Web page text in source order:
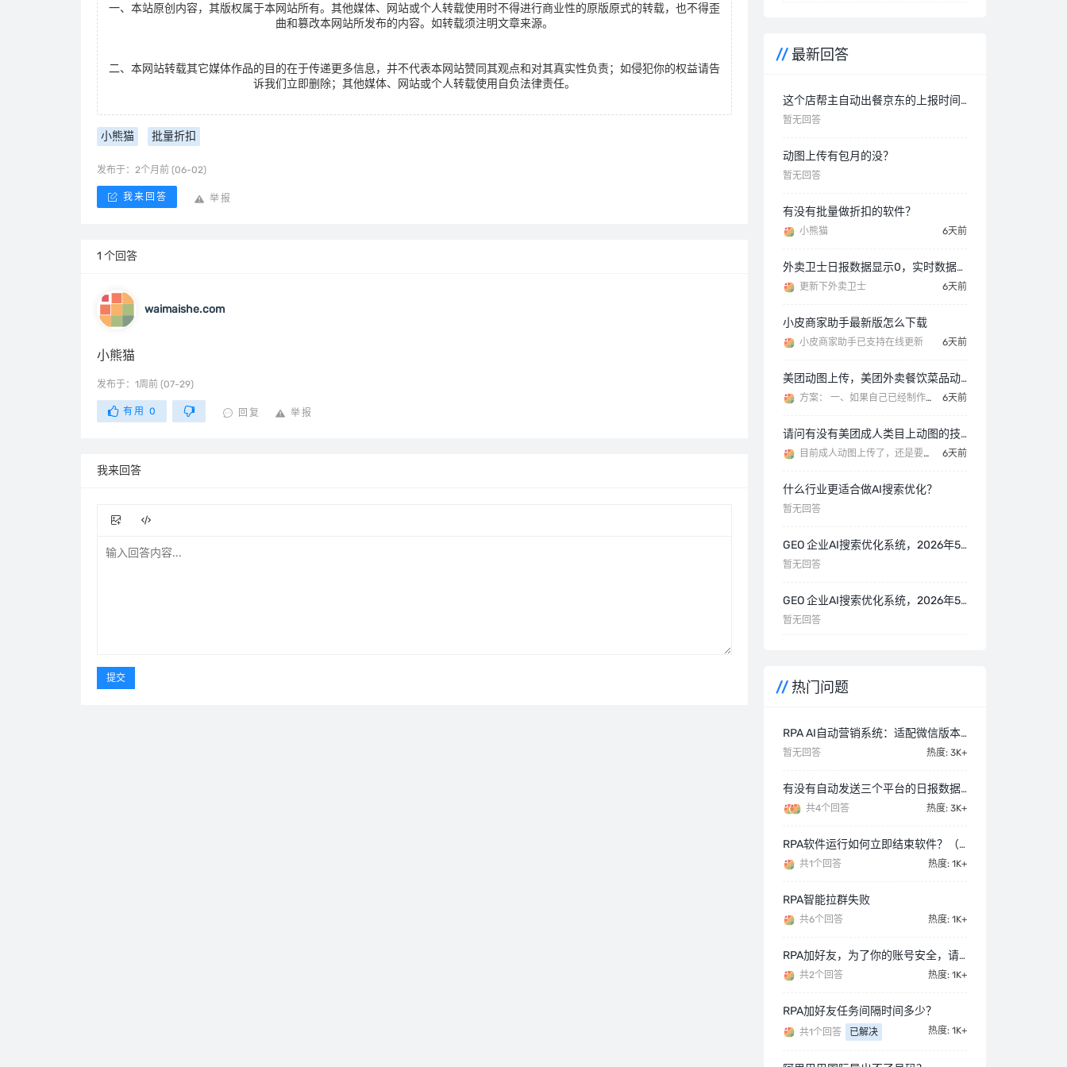
一、本站原创内容，其版权属于本网站所有。其他媒体、网站或个人转载使用时不得进行商业性的原版原式的转载，也不得歪
曲和篡改本网站所发布的内容。如转载须注明文章来源。
二、本网站转载其它媒体作品的目的在于传递更多信息，并不代表本网站赞同其观点和对其真实性负责；如侵犯你的权益请告
诉我们立即删除；其他媒体、网站或个人转载使用自负法律责任。
小熊猫 批量折扣
发布于：2个月前 (06-02)
我来回答 举报
1 个回答
waimaishe.com
小熊猫
发布于：1周前 (07-29)
有用 0 回复 举报
我来回答
最新回答
这个店帮主自动出餐京东的上报时间咋都一样啊？
暂无回答
动图上传有包月的没？
暂无回答
有没有批量做折扣的软件？
小熊猫 6天前
外卖卫士日报数据显示0，实时数据正常
更新下外卖卫士 6天前
小皮商家助手最新版怎么下载
小皮商家助手已支持在线更新 6天前
美团动图上传，美团外卖餐饮菜品动图，用什么软件？
方案： 一、如果自己已经制作好动图，直接用小熊猫也可以上传。 https://www.yuque.c 6天前
请问有没有美团成人类目上动图的技术啊？
目前成人动图上传了，还是要审核的，没啥用 审核平台又给你变回了静态 6天前
什么行业更适合做AI搜索优化？
暂无回答
GEO 企业AI搜索优化系统，2026年5月21日更新内容
暂无回答
GEO 企业AI搜索优化系统，2026年5月29日更新内容
暂无回答
热门问题
RPA AI自动营销系统：适配微信版本 V4.1.5.30
暂无回答 热度: 3K+
有没有自动发送三个平台的日报数据到微信的工具？
共4个回答 热度: 3K+
RPA软件运行如何立即结束软件？（紧急需要使用电脑）
共1个回答 热度: 1K+
RPA智能拉群失败
共6个回答 热度: 1K+
RPA加好友，为了你的账号安全，请重新登录
共2个回答 热度: 1K+
RPA加好友任务间隔时间多少？
共1个回答 已解决 热度: 1K+